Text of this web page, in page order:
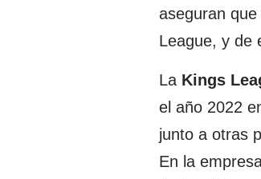
aseguran que
League, y de
La Kings
el año 2022
junto a otras
En la